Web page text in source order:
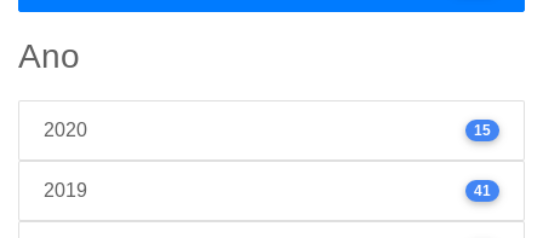
Ano
2020 15
2019 41